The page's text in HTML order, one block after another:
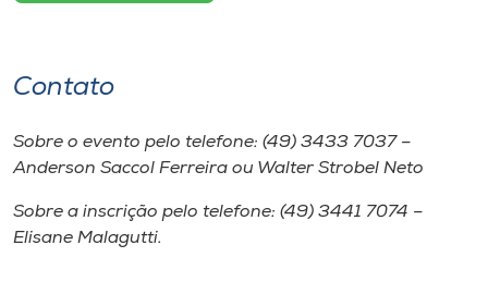
Contato
Sobre o evento pelo telefone: (49) 3433 7037 –
Anderson Saccol Ferreira ou Walter Strobel Neto
Sobre a inscrição pelo telefone: (49) 3441 7074 –
Elisane Malagutti.